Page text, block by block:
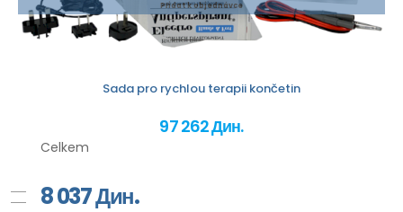
Přidat k objednávce
Sada pro rychlou terapii končetin
97 262 Дин.
Celkem
8 037Дин.